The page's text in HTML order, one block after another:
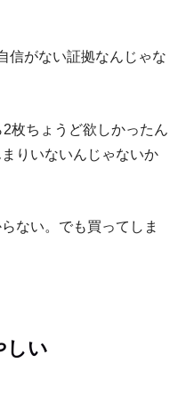
信がない証拠なんじゃな
枚ちょうど欲しかったん
りいないんじゃないか
ない。でも買ってしま
しい